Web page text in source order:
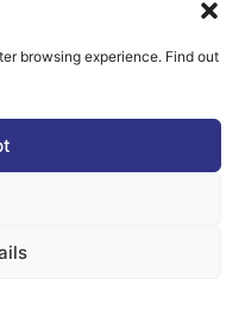
browsing experience. Find out
number
101100707